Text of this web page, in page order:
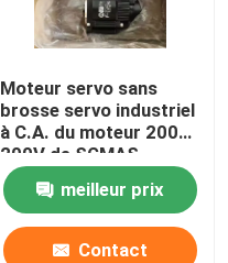
Moteur servo sans
brosse servo industriel
à C.A. du moteur 200W
200V de SGMAS-
02A2A4C
meilleur prix
Contact